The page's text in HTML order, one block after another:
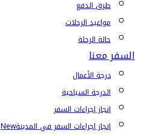
طرق الدفع
مواعيد الرحلات
حالة الرحلة
السفر معنا
درجة الأعمال
الدرجة السياحية
إنجاز إجراءات السفر
إنجاز إجراءات السفر في المدينةNew